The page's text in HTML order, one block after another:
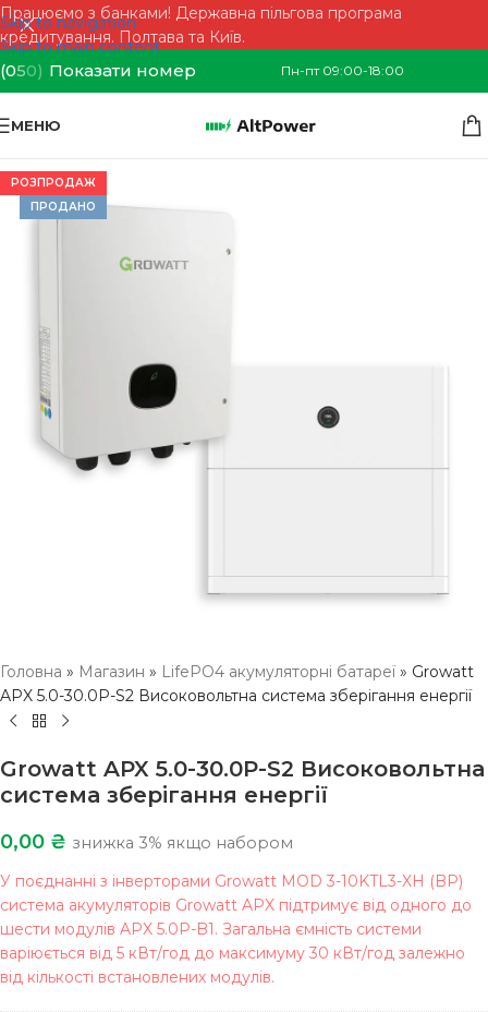
Skip to navigation
Skip to main content
Працюємо з банками! Державна пільгова програма
кредитування. Полтава та Київ.
(050) Показати номер Пн-пт 09:00-18:00
МЕНЮ
РОЗПРОДАЖ
ПРОДАНО
Головна » Магазин » LifePO4 акумуляторні батареї» Growatt
APX 5.0-30.0P-S2 Високовольтна система зберігання енергії
Growatt APX 5.0-30.0P-S2 Високовольтна
система зберігання енергії
0,00 ₴ знижка 3% якщо набором
У поєднанні з інверторами Growatt MOD 3-10KTL3-XH (BP)
система акумуляторів Growatt APX підтримує від одного до
шести модулів APX 5.0P-B1. Загальна ємність системи
варіюється від 5 кВт/год до максимуму 30 кВт/год залежно
від кількості встановлених модулів.